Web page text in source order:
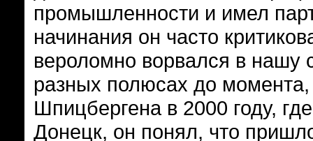
промышленности и имел
начинания он часто
вероломно ворвался в нашу
разных полюсах до
Шпицбергена в 2000 году,
Донецк, он понял, что